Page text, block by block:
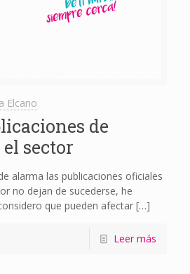
Elcano
de
sector
alarma las publicaciones oficiales
no dejan de sucederse, he
que pueden afectar[…]
Leer más